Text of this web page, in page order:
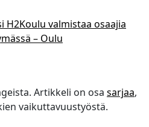
H2Koulu valmistaa osaajia
– Oulu
Artikkeli on osa sarjaa,
vaikuttavuustyöstä.